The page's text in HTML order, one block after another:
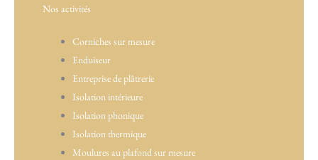
Nos activités
Corniches sur mesure
Enduiseur
Entreprise de plâtrerie
Isolation intérieure
Isolation phonique
Isolation thermique
Moulures au plafond sur mesure